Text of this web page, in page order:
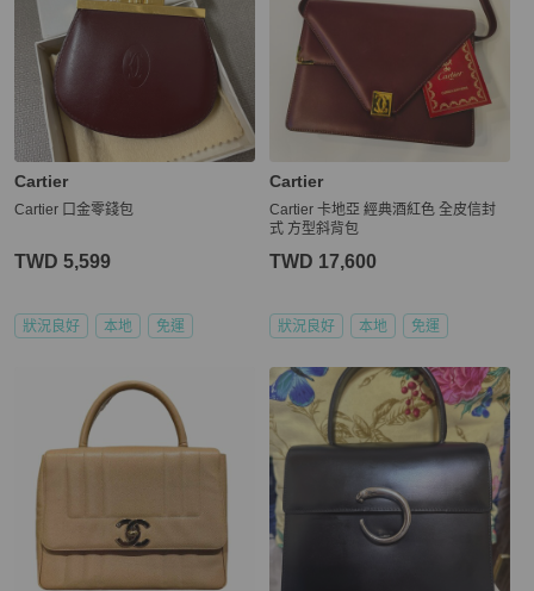
Cartier
Cartier 口金零錢包
TWD 5,599
狀況良好 本地 免運
Cartier
Cartier 卡地亞 經典酒紅色 全皮信封
式 方型斜背包
TWD 17,600
狀況良好 本地 免運